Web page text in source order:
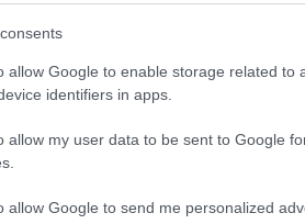
allow Google to enable storage related to
identifiers in apps.
allow my user data to be sent to Google
allow Google to send me personalized
megérkeztek az új buszok.
LÉGZÉSSEGÍTŐ
segítenének.